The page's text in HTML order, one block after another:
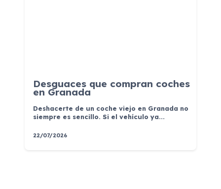
Desguaces que compran coches
en Granada
Deshacerte de un coche viejo en Granada no
siempre es sencillo. Si el vehículo ya...
22/07/2026